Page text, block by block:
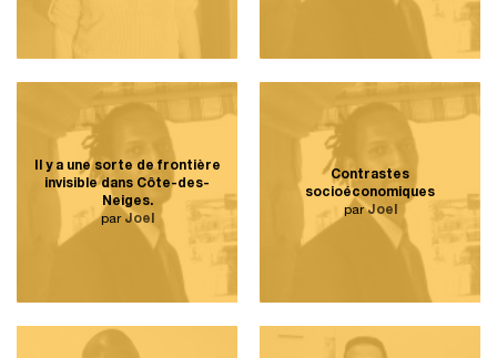
Il y a une sorte de frontière
invisible dans Côte-des-
Neiges.
par Joel
Contrastes
socioéconomiques
parJoel